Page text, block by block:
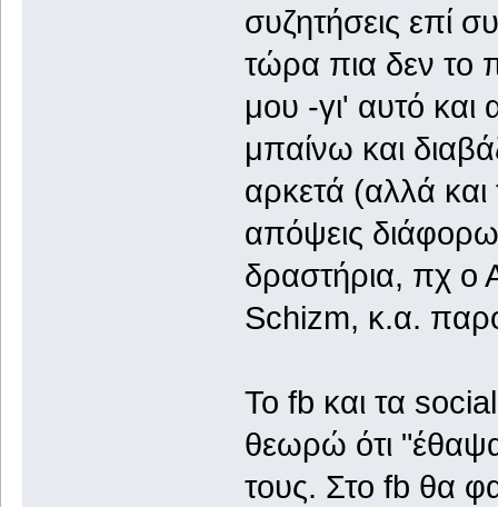
συζητήσεις επί
τώρα πια δεν το
μου -γι' αυτό και
μπαίνω και
αρκετά (αλλά και
απόψεις
δραστήρια, πχ ο
Schizm, κ.α.
Το fb και τα
θεωρώ ότι
τους. Στο fb θα